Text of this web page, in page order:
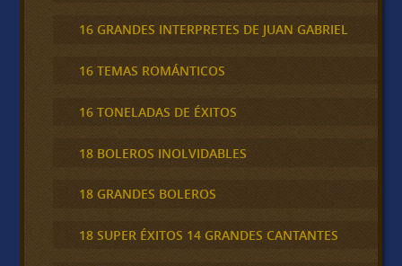
16 GRANDES INTERPRETES DE JUAN GABRIEL
16 TEMAS ROMÁNTICOS
16 TONELADAS DE ÉXITOS
18 BOLEROS INOLVIDABLES
18 GRANDES BOLEROS
18 SUPER ÉXITOS 14 GRANDES CANTANTES